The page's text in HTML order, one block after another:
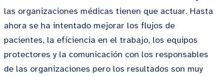
las organizaciones médicas tienen que actuar. Hasta
ahora se ha intentado mejorar los flujos de
pacientes, la eficiencia en el trabajo, los equipos
protectores y la comunicación con los responsables
de las organizaciones pero los resultados son muy